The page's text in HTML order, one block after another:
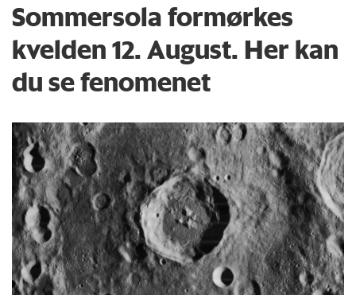
Sommersola formørkes
kvelden 12. August. Her kan
du se fenomenet